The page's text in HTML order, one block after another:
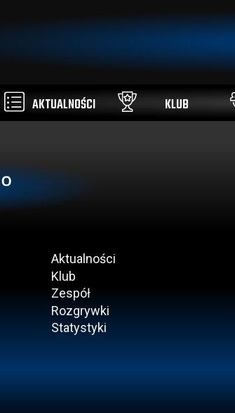
AKTUALNOŚCI KLUB
Aktualności
Klub
Zespół
Rozgrywki
Statystyki